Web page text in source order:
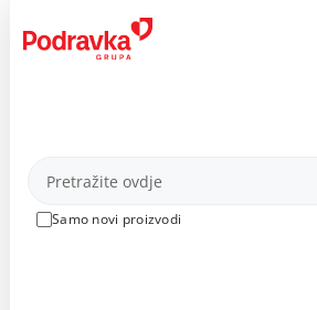
content
Proizvodi
Samo novi proizvodi